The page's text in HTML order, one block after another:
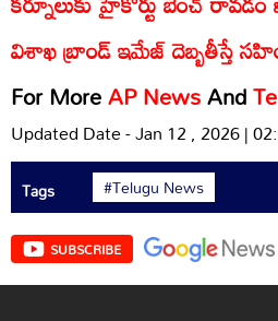
విశాఖ బ్రాండ్ ఇమేజ్ దెబ్బతీస్తే
For MoreAP NewsAnd
Updated Date - Jan 12 , 2026 |
Tags #Telugu News
SUBSCRIBE